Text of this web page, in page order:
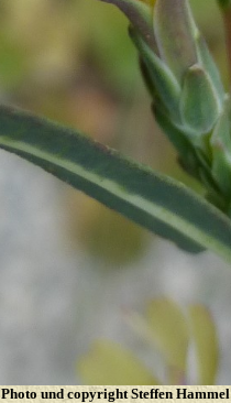
Photo und copyright Steffen Hammel